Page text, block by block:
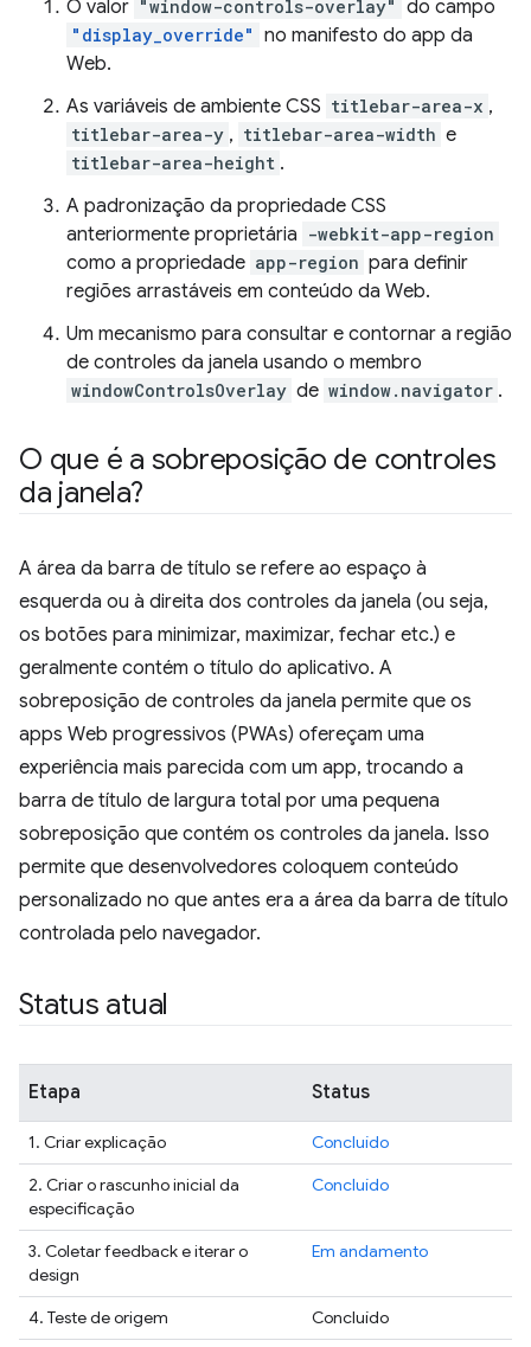
O valor "window-controls-overlay" do campo
"display_override" no manifesto do app da
Web.
As variáveis de ambiente CSS titlebar-area-x ,
titlebar-area-y , titlebar-area-width e
titlebar-area-height .
A padronização da propriedade CSS
anteriormente proprietária -webkit-app-region
como a propriedade app-region para definir
regiões arrastáveis em conteúdo da Web.
Um mecanismo para consultar e contornar a região
de controles da janela usando o membro
windowControlsOverlay de window.navigator .
O que é a sobreposição de controles
da janela?
A área da barra de título se refere ao espaço à
esquerda ou à direita dos controles da janela (ou seja,
os botões para minimizar, maximizar, fechar etc.) e
geralmente contém o título do aplicativo. A
sobreposição de controles da janela permite que os
apps Web progressivos (PWAs) ofereçam uma
experiência mais parecida com um app, trocando a
barra de título de largura total por uma pequena
sobreposição que contém os controles da janela. Isso
permite que desenvolvedores coloquem conteúdo
personalizado no que antes era a área da barra de título
controlada pelo navegador.
Status atual
Etapa Status
1. Criar explicação
Concluído
2. Criar o rascunho inicial da
especificação
Concluído
3. Coletar feedback e iterar o
design
Em andamento
4. Teste de origem
Concluído